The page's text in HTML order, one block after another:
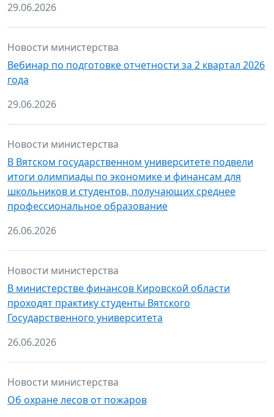
29.06.2026
Новости министерства
Вебинар по подготовке отчетности за 2 квартал 2026
года
29.06.2026
Новости министерства
В Вятском государственном университете подвели
итоги олимпиады по экономике и финансам для
школьников и студентов, получающих среднее
профессиональное образование
26.06.2026
Новости министерства
В министерстве финансов Кировской области
проходят практику студенты Вятского
Государственного университета
26.06.2026
Новости министерства
Об охране лесов от пожаров